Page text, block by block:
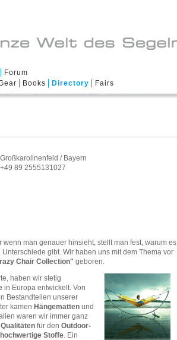
Forum
Books Directory Fairs
/ Bayern
89 2555131027
man genauer hinsieht, stellt man fest, warum es
gibt. Wir haben uns mit dem Thema vor
Chair Collection" geboren.
haben wir stetig
in Europa entwickelt. Von
Bestandteilen unserer
kamen Hängematten und
waren wir immer ganz
für den Outdoor-
hochwertige Stoffe . Ein